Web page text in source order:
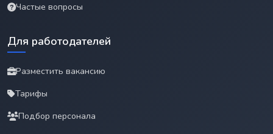
Частые вопросы
Для работодателей
Разместить вакансию
Тарифы
Подбор персонала